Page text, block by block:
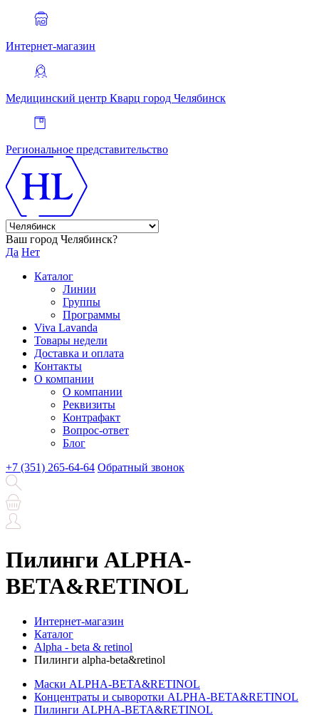
Интернет-магазин
Медицинский центр Кварц город Челябинск
Региональное представительство
Ваш город Челябинск?
Да Нет
Каталог
Линии
Группы
Программы
Viva Lavanda
Товары недели
Доставка и оплата
Контакты
О компании
О компании
Реквизиты
Контрафакт
Вопрос-ответ
Блог
+7 (351) 265-64-64 Обратный звонок
Пилинги ALPHA-
BETA&RETINOL
Интернет-магазин
Каталог
Alpha - beta & retinol
Пилинги alpha-beta&retinol
Маски ALPHA-BETA&RETINOL
Концентраты и сыворотки ALPHA-BETA&RETINOL
Пилинги ALPHA-BETA&RETINOL